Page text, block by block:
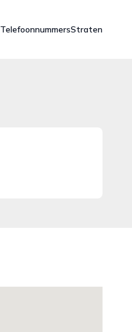
TelefoonnummersStraten